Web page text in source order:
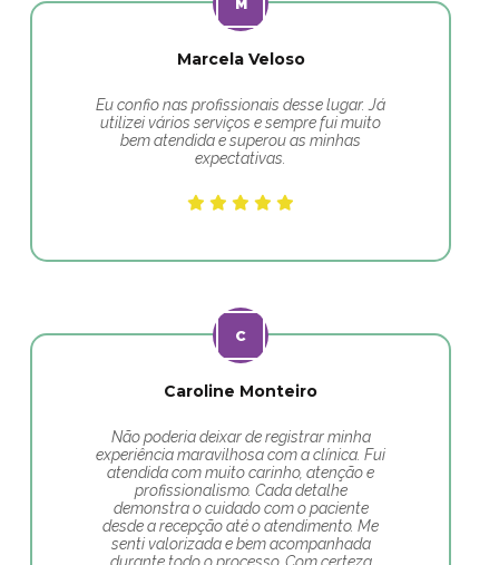
Marcela Veloso
Eu confio nas profissionais desse lugar. Já
utilizei vários serviços e sempre fui muito
bem atendida e superou as minhas
expectativas.
Caroline Monteiro
Não poderia deixar de registrar minha
experiência maravilhosa com a clínica. Fui
atendida com muito carinho, atenção e
profissionalismo. Cada detalhe
demonstra o cuidado com o paciente
desde a recepção até o atendimento. Me
senti valorizada e bem acompanhada